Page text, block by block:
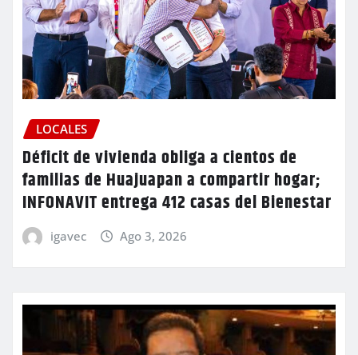
LOCALES
Déficit de vivienda obliga a cientos de
familias de Huajuapan a compartir hogar;
INFONAVIT entrega 412 casas del Bienestar
igavec Ago 3, 2026